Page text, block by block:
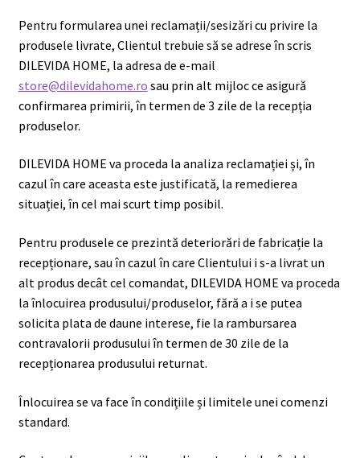
Pentru formularea unei reclamații/sesizări cu privire la
produsele livrate, Clientul trebuie să se adrese în scris
DILEVIDA HOME, la adresa de e-mail
store@dilevidahome.ro sau prin alt mijloc ce asigură
confirmarea primirii, în termen de 3 zile de la recepția
produselor.
DILEVIDA HOME va proceda la analiza reclamației și, în
cazul în care aceasta este justificată, la remedierea
situației, în cel mai scurt timp posibil.
Pentru produsele ce prezintă deteriorări de fabricație la
recepționare, sau în cazul în care Clientului i s-a livrat un
alt produs decât cel comandat, DILEVIDA HOME va proceda
la înlocuirea produsului/produselor, fără a i se putea
solicita plata de daune interese, fie la rambursarea
contravalorii produsului în termen de 30 zile de la
recepționarea produsului returnat.
Înlocuirea se va face în condițiile și limitele unei comenzi
standard.